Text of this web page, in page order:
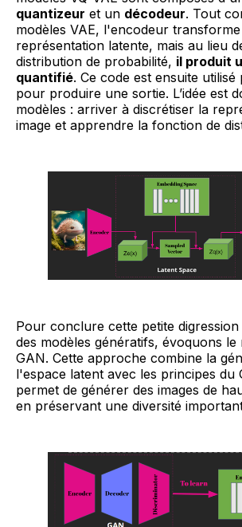
quantizeur et un décodeur. Tout
modèles VAE, l'encodeur
représentation latente, mais au lieu
distribution de probabilité, il produit
quantifié. Ce code est ensuite
pour produire une sortie. L’idée est
modèles : arriver à discrétiser la
image et apprendre la fonction de
Pour conclure cette petite
des modèles génératifs, évoquons le
GAN. Cette approche combine la
l'espace latent avec les principes du
permet de générer des images de
en préservant une diversité